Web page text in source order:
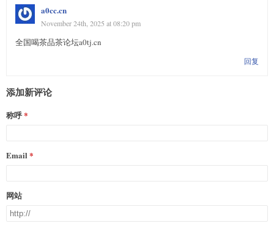
a0cc.cn
November 24th, 2025 at 08:20 pm
全国喝茶品茶论坛a0tj.cn
回复
添加新评论
称呼
Email
网站